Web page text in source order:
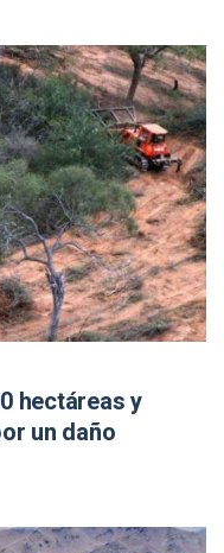
hectáreas y
un daño